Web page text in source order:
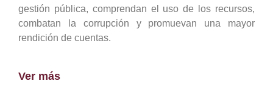
gestión pública, comprendan el uso de los recursos,
combatan la corrupción y promuevan una mayor
rendición de cuentas.
Ver más